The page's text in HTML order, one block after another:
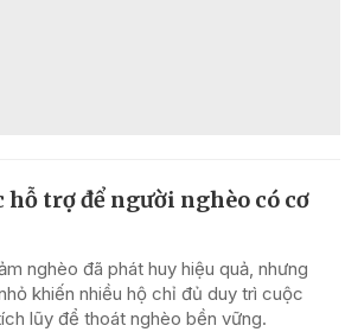
hỗ trợ để người nghèo có cơ
nghèo đã phát huy hiệu quả, nhưng
khiến nhiều hộ chỉ đủ duy trì cuộc
lũy để thoát nghèo bền vững.